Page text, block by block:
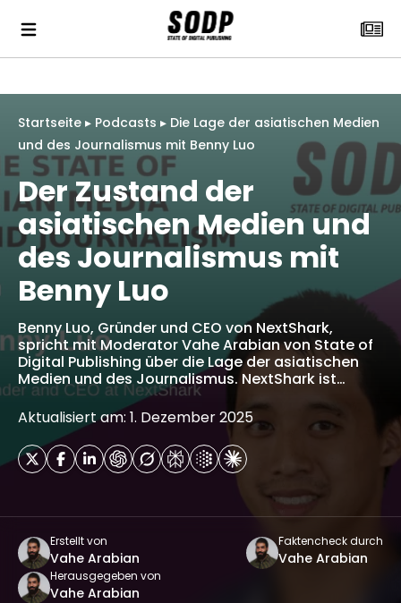
Startseite ▸ Podcasts ▸ Die Lage der asiatischen Medien
und des Journalismus mit Benny Luo
Der Zustand der
asiatischen Medien und
des Journalismus mit
Benny Luo
Benny Luo, Gründer und CEO von NextShark,
spricht mit Moderator Vahe Arabian von State of
Digital Publishing über die Lage der asiatischen
Medien und des Journalismus. NextShark ist…
Aktualisiert am: 1. Dezember 2025
Erstellt von
Vahe Arabian
Faktencheck durch
Vahe Arabian
Herausgegeben von
Vahe Arabian